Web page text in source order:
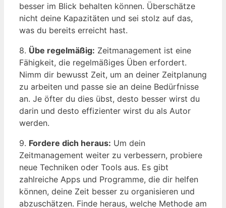
besser im Blick behalten können. Überschätze
nicht deine Kapazitäten und sei stolz auf das,
was du bereits erreicht hast.
8. Übe regelmäßig: Zeitmanagement ist eine
Fähigkeit, die regelmäßiges Üben erfordert.
Nimm dir bewusst Zeit, um an deiner Zeitplanung
zu arbeiten und passe sie an deine Bedürfnisse
an. Je öfter du dies übst, desto besser wirst du
darin und desto effizienter wirst du als Autor
werden.
9. Fordere dich heraus: Um dein
Zeitmanagement weiter zu verbessern, probiere
neue Techniken oder Tools aus. Es gibt
zahlreiche Apps und Programme, die dir helfen
können, deine Zeit besser zu organisieren und
abzuschätzen. Finde heraus, welche Methode am